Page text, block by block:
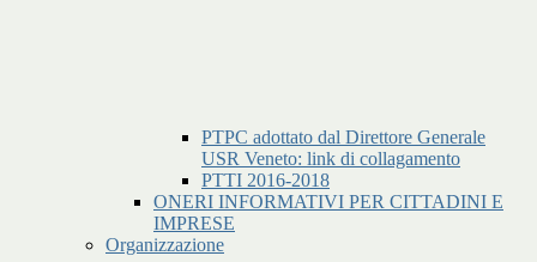
PTPC adottato dal Direttore Generale
USR Veneto: link di collagamento
PTTI 2016-2018
ONERI INFORMATIVI PER CITTADINI E
IMPRESE
Organizzazione